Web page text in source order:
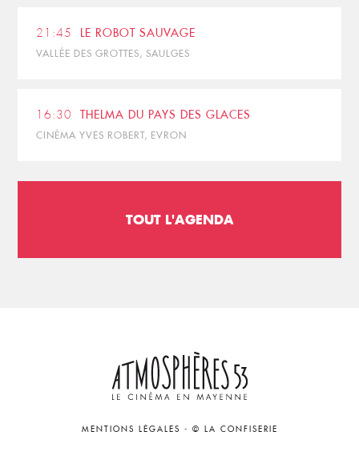
21:45 LE ROBOT SAUVAGE
VALLÉE DES GROTTES, SAULGES
16:30 THELMA DU PAYS DES GLACES
CINÉMA YVES ROBERT, EVRON
TOUT L'AGENDA
MENTIONS LÉGALES - © LA CONFISERIE